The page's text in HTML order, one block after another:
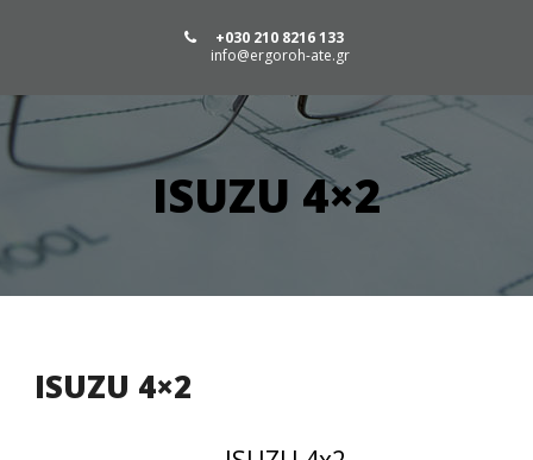
+030 210 8216 133
info@ergoroh-ate.gr
ISUZU 4×2
ISUZU 4×2